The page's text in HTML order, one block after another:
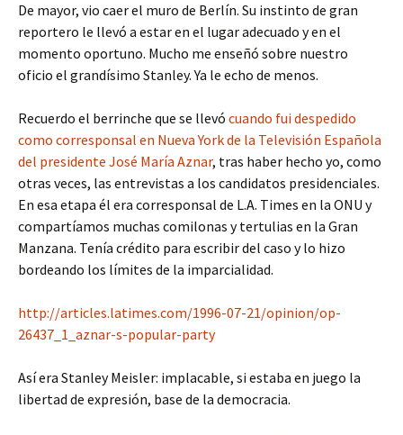
De mayor, vio caer el muro de Berlín. Su instinto de gran
reportero le llevó a estar en el lugar adecuado y en el
momento oportuno. Mucho me enseñó sobre nuestro
oficio el grandísimo Stanley. Ya le echo de menos.
Recuerdo el berrinche que se llevó cuando fui despedido
como corresponsal en Nueva York de la Televisión Española
del presidente José María Aznar, tras haber hecho yo, como
otras veces, las entrevistas a los candidatos presidenciales.
En esa etapa él era corresponsal de L.A. Times en la ONU y
compartíamos muchas comilonas y tertulias en la Gran
Manzana. Tenía crédito para escribir del caso y lo hizo
bordeando los límites de la imparcialidad.
http://articles.latimes.com/1996-07-21/opinion/op-
26437_1_aznar-s-popular-party
Así era Stanley Meisler: implacable, si estaba en juego la
libertad de expresión, base de la democracia.